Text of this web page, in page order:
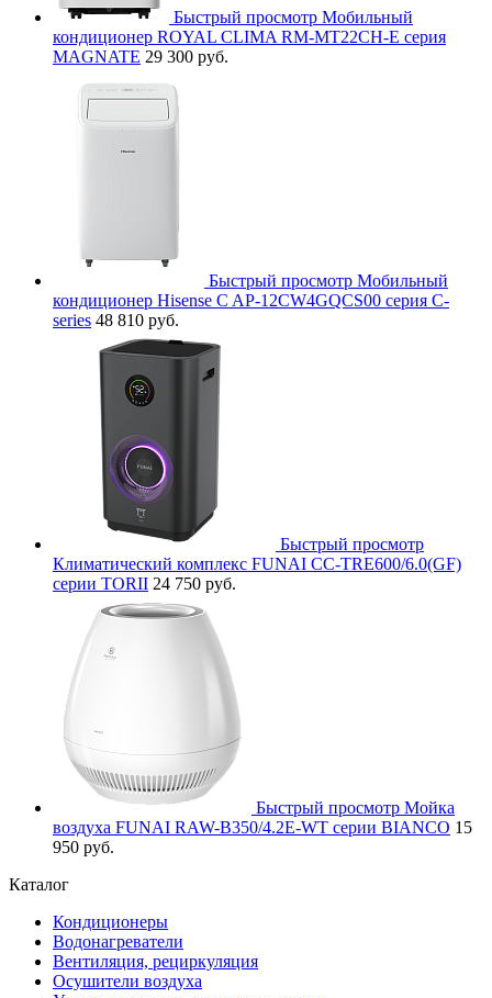
Быстрый просмотр Мобильный
кондиционер ROYAL CLIMA RM-MT22CH-E серия
MAGNATE 29 300 руб.
Быстрый просмотр Мобильный
кондиционер Hisense C AP-12CW4GQCS00 серия C-
series 48 810 руб.
Быстрый просмотр
Климатический комплекс FUNAI CC-TRE600/6.0(GF)
серии TORII 24 750 руб.
Быстрый просмотр Мойка
воздуха FUNAI RAW-B350/4.2E-WT серии BIANCO 15
950 руб.
Каталог
Кондиционеры
Водонагреватели
Вентиляция, рециркуляция
Осушители воздуха